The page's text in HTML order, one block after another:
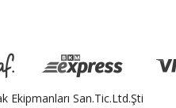
San.Tic.Ltd.Şti